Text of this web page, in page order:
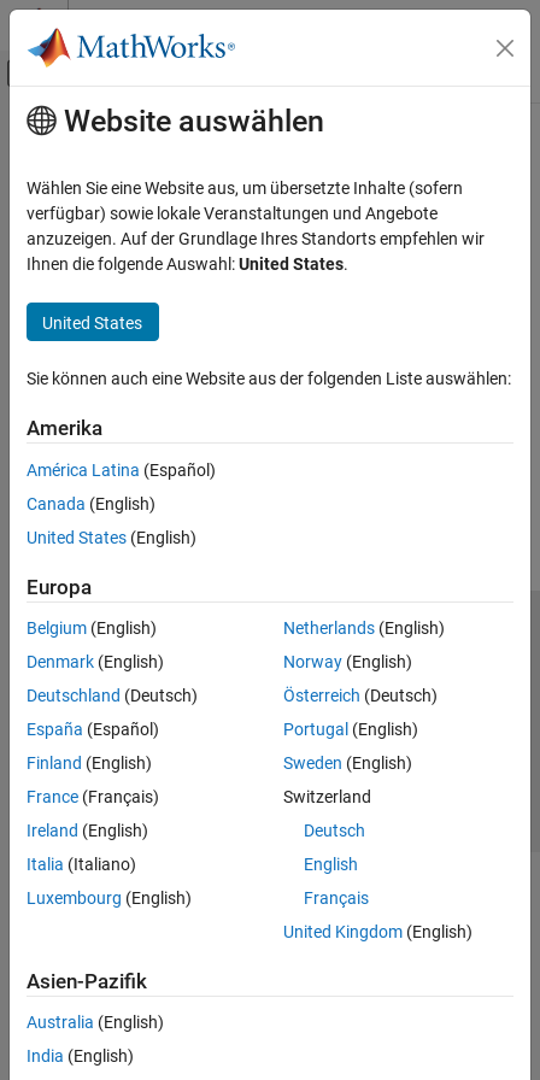
Weiter zum Inhalt
Umschaltung für Off-Canvas-
Startseite der Dokumentation
Hauptinhalt
How useful was this information?
Website auswählen
Wählen Sie eine Website aus, um übersetzte Inhalte (sofern
verfügbar) sowie lokale Veranstaltungen und Angebote
anzuzeigen. Auf der Grundlage Ihres Standorts empfehlen wir
Ihnen die folgende Auswahl:United States.
United States
Sie können auch eine Website aus der folgenden Liste auswählen:
Amerika
América Latina (Español)
Canada (English)
United States (English)
Europa
Belgium (English)
Denmark (English)
Deutschland (Deutsch)
España (Español)
Finland (English)
France (Français)
Ireland (English)
Italia (Italiano)
Luxembourg (English)
Netherlands(English)
Norway(English)
Österreich (Deutsch)
Portugal (English)
Sweden (English)
Switzerland
Deutsch
English
Français
United Kingdom(English)
Asien-Pazifik
Australia (English)
India (English)
Trust Center
Datenschutz-Richtlinien
Datendiebstahl verhindern
Status von Anwendungen
© 1994-2026 The MathWorks, Inc.
Website auswählen
Deutschland